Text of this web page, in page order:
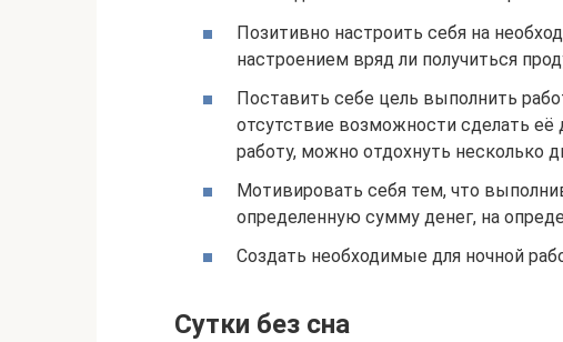
Позитивно настроить себя на
настроением вряд ли получиться
Поставить себе цель выполнить
отсутствие возможности сделать
работу, можно отдохнуть несколько
Мотивировать себя тем, что
определенную сумму денег, на
Создать необходимые для ночной
Сутки без сна